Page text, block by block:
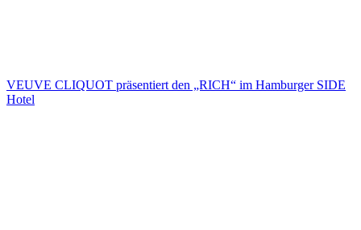
VEUVE CLIQUOT präsentiert den „RICH“ im Hamburger SIDE
Hotel